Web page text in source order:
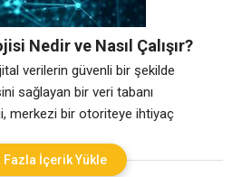
Nedir ve Nasıl Çalışır?
verilerin güvenli bir şekilde
sağlayan bir veri tabanı
merkezi bir otoriteye ihtiyaç
her blok adı verilen küçük
Fazla İçerik Yükle